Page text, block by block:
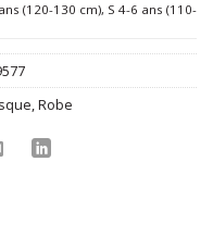
(120-130 cm), S 4-6 ans (110-
,Robe